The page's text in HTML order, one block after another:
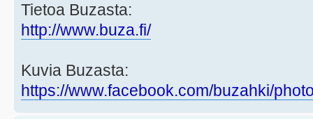
Tietoa Buzasta:
http://www.buza.fi/
Kuvia Buzasta:
https://www.facebook.com/buzahki/